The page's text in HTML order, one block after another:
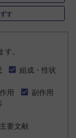
す
。
組成・性状
用
副作用
主要文献